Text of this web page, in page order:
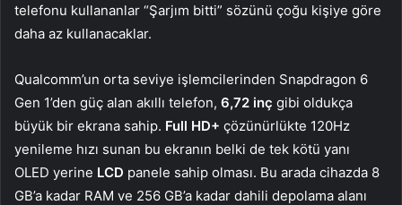
telefonu kullananlar “Şarjım bitti” sözünü çoğu kişiye göre
daha az kullanacaklar.
Qualcomm’un orta seviye işlemcilerinden Snapdragon 6
Gen 1’den güç alan akıllı telefon, 6,72 inç gibi oldukça
büyük bir ekrana sahip. Full HD+ çözünürlükte 120Hz
yenileme hızı sunan bu ekranın belki de tek kötü yanı
OLED yerine LCD panele sahip olması. Bu arada cihazda 8
GB’a kadar RAM ve 256 GB’a kadar dahili depolama alanı